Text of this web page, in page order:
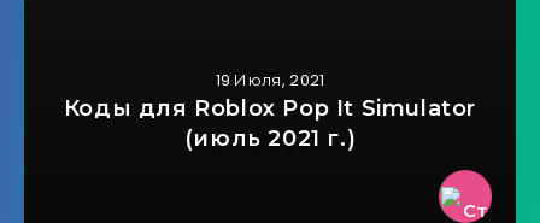
19 Июля, 2021
Коды для Roblox Pop It Simulator
(июль 2021 г.)